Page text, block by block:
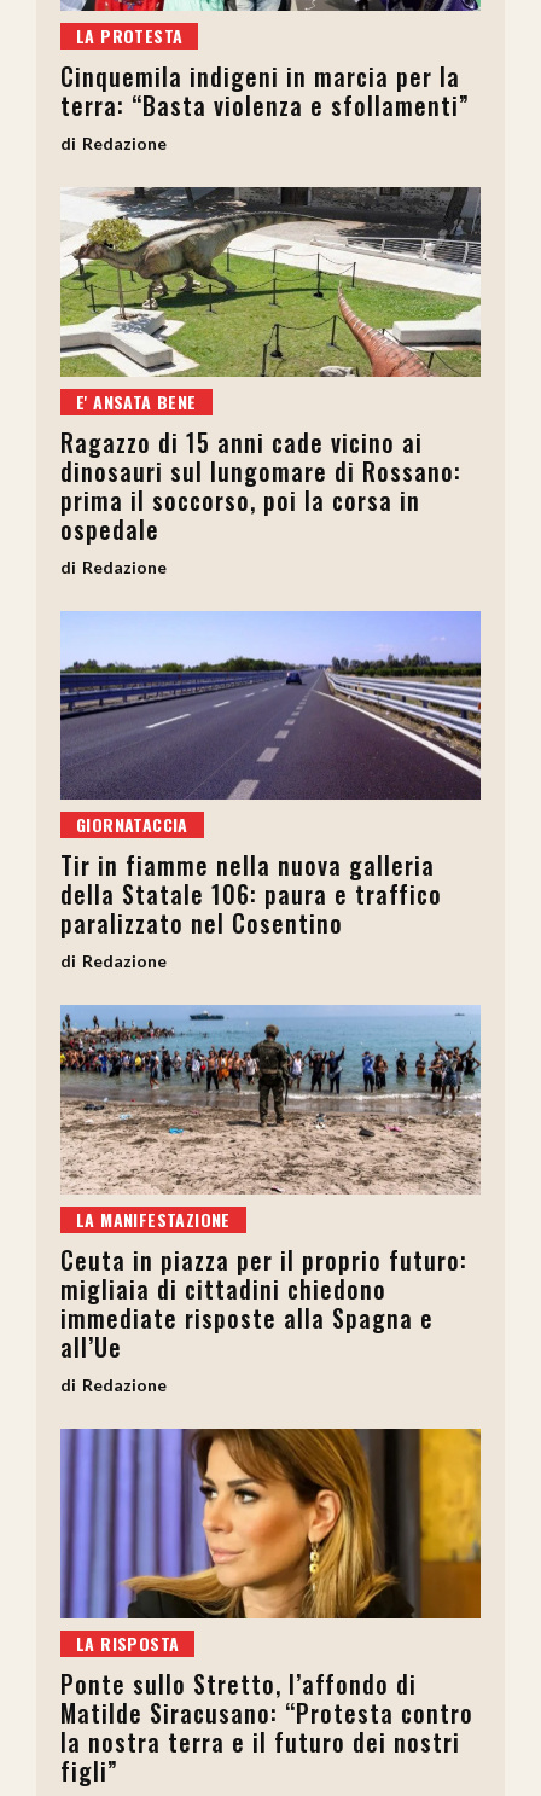
LA PROTESTA
Cinquemila indigeni in marcia per la
terra: “Basta violenza e sfollamenti”
Redazione
E' ANSATA BENE
Ragazzo di 15 anni cade vicino ai
dinosauri sul lungomare di Rossano:
prima il soccorso, poi la corsa in
ospedale
Redazione
GIORNATACCIA
Tir in fiamme nella nuova galleria
della Statale 106: paura e traffico
paralizzato nel Cosentino
Redazione
LA MANIFESTAZIONE
Ceuta in piazza per il proprio futuro:
migliaia di cittadini chiedono
immediate risposte alla Spagna e
all’Ue
Redazione
LA RISPOSTA
Ponte sullo Stretto, l’affondo di
Matilde Siracusano: “Protesta contro
la nostra terra e il futuro dei nostri
figli”